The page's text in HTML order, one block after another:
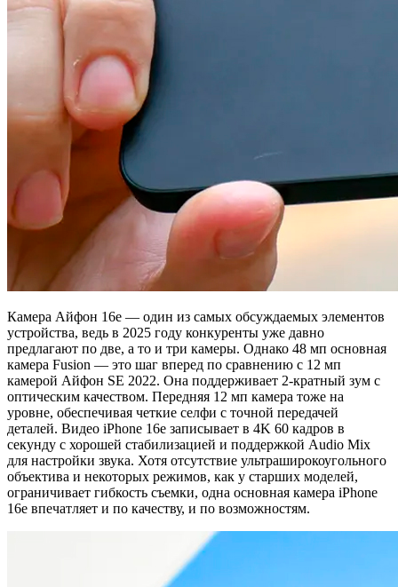
Камера Айфон 16e — один из самых обсуждаемых элементов
устройства, ведь в 2025 году конкуренты уже давно
предлагают по две, а то и три камеры. Однако 48 мп основная
камера Fusion — это шаг вперед по сравнению с 12 мп
камерой Айфон SE 2022. Она поддерживает 2-кратный зум с
оптическим качеством. Передняя 12 мп камера тоже на
уровне, обеспечивая четкие селфи с точной передачей
деталей. Видео iPhone 16e записывает в 4K 60 кадров в
секунду с хорошей стабилизацией и поддержкой Audio Mix
для настройки звука. Хотя отсутствие ультраширокоугольного
объектива и некоторых режимов, как у старших моделей,
ограничивает гибкость съемки, одна основная камера iPhone
16e впечатляет и по качеству, и по возможностям.